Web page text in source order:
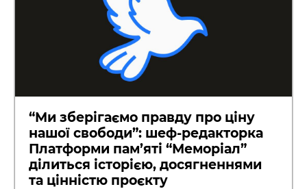
“Ми зберігаємо правду про ціну
нашої свободи”: шеф-редакторка
Платформи пам’яті “Меморіал”
ділиться історією, досягненнями
та цінністю проєкту